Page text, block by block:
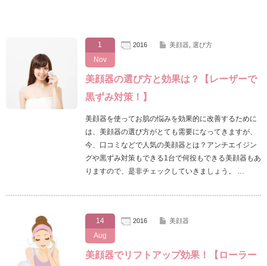
1
Nov
2016 美顔器 選び方
美顔器の選び方と効果は？【レーザーで
黒ずみ対策！】
美顔器を使ってお肌の悩みを効果的に改善するために
は、美顔器の選び方がとても需要になってきますが、
今、口コミなどで人気の美顔器とは？アンチエイジン
グや黒ずみ対策もできる1台で何役もできる美顔器もあ
りますので、是非チェックしていきましょう。 …
14
Aug
2016 美顔器
美顔器でリフトアップ効果！【ローラー